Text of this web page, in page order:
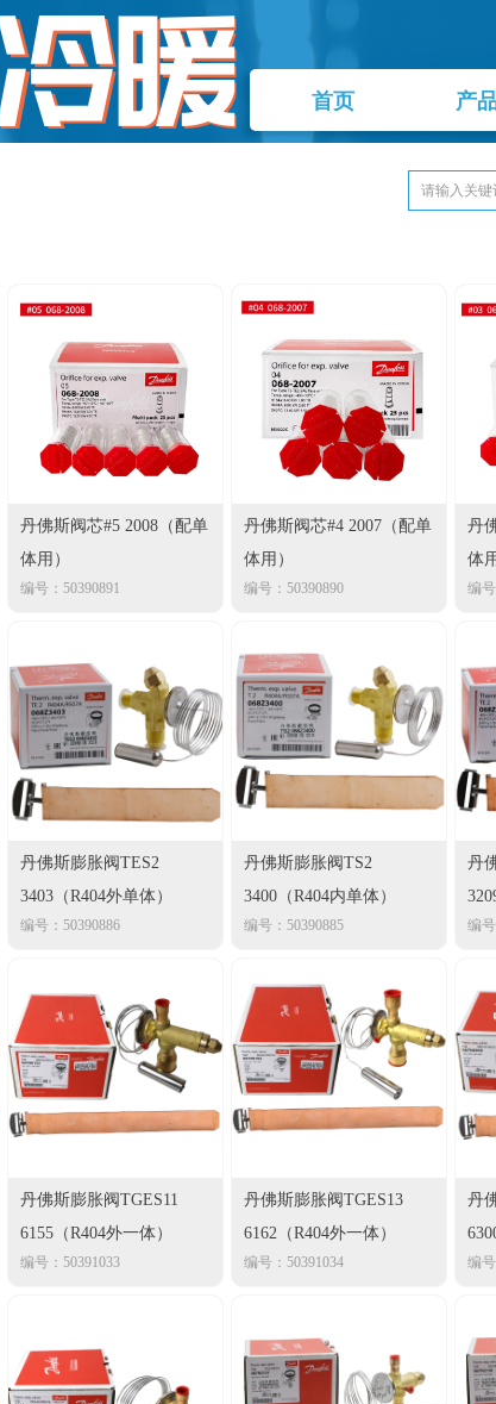
首页 产
丹佛斯阀芯#5 2008（配单
体用）
编号：50390891
丹佛斯阀芯#4 2007（配单
体用）
编号：50390890
丹
体
编
丹佛斯膨胀阀TES2
3403（R404外单体）
编号：50390886
丹佛斯膨胀阀TS2
3400（R404内单体）
编号：50390885
丹
编
丹佛斯膨胀阀TGES11
6155（R404外一体）
编号：50391033
丹佛斯膨胀阀TGES13
6162（R404外一体）
编号：50391034
丹
编